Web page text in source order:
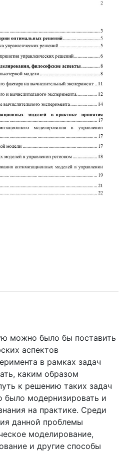
можно было бы поставить
аспектов
в рамках задач
каким образом
к решению таких задач
было модернизировать и
на практике. Среди
данной проблемы
моделирование,
и другие способы